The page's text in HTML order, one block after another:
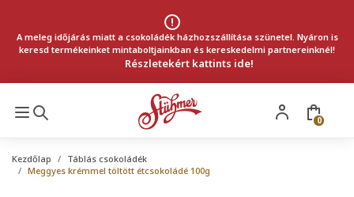
A meleg időjárás miatt a csokoládék házhozszállítása szünetel. Nyáron is
keresd termékeinket mintaboltjainkban és kereskedelmi partnereinknél!
Részletekért kattints ide!
0
Kezdőlap
Táblás csokoládék
Meggyes krémmel töltött étcsokoládé 100g